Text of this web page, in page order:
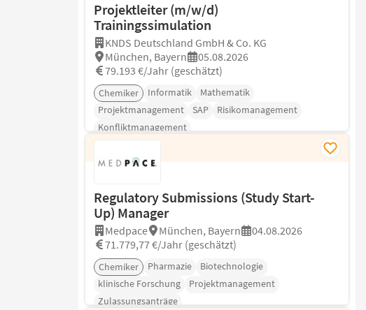
Projektleiter (m/w/d)
Trainingssimulation
KNDS Deutschland GmbH & Co. KG
München, Bayern
05.08.2026
79.193 €/Jahr (geschätzt)
Chemiker Informatik
Mathematik
Projektmanagement
SAP
Risikomanagement
Konfliktmanagement
Regulatory Submissions (Study Start-
Up) Manager
Medpace München, Bayern
04.08.2026
71.779,77 €/Jahr (geschätzt)
Chemiker Pharmazie
Biotechnologie
klinische Forschung
Projektmanagement
Zulassungsanträge